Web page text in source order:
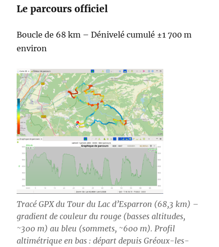
Le parcours officiel
Boucle de 68 km – Dénivelé cumulé ±1 700 m
environ
Tracé GPX du Tour du Lac d’Esparron (68,3 km) –
gradient de couleur du rouge (basses altitudes,
~300 m) au bleu (sommets, ~600 m). Profil
altimétrique en bas : départ depuis Gréoux-les-